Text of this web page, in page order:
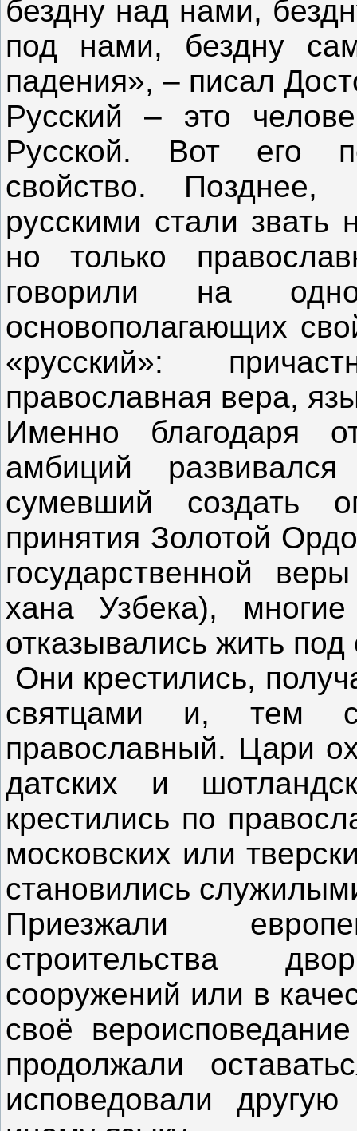
бездну над нами,
под нами, бездну
падения», – писал
Русский – это
Русской. Вот его
свойство. Позднее,
русскими стали
но только
говорили на
основополагающих
«русский»:
православная вера,
Именно благодаря
амбиций
сумевший создать
принятия Золотой
государственной
хана Узбека),
отказывались жить
Они крестились,
святцами и, тем
православный. Цари
датских и
крестились по
московских или
становились
Приезжали
строительства
сооружений или в
своё
продолжали
исповедовали